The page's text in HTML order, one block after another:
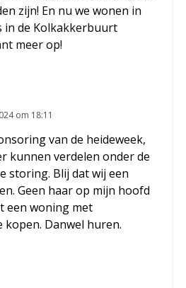
zijn! En nu we wonen in
in de Kolkakkerbuurt
meer op!
om 18:11
van de heideweek,
kunnen verdelen onder de
storing. Blij dat wij een
Geen haar op mijn hoofd
een woning met
Danwel huren.